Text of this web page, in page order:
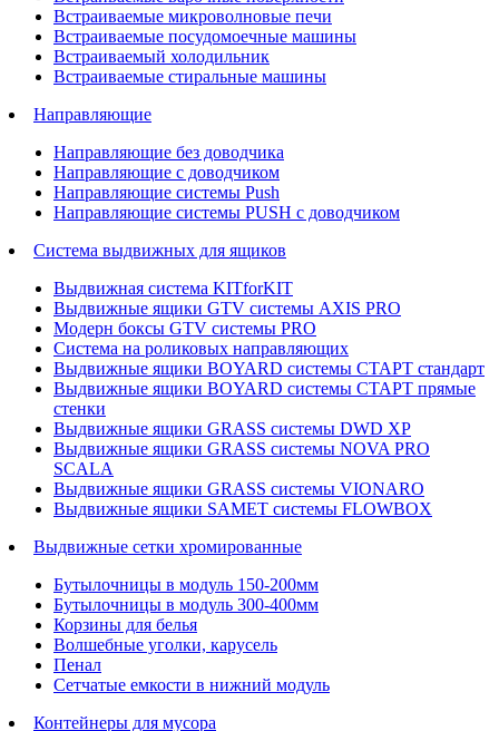
Встраиваемые микроволновые печи
Встраиваемые посудомоечные машины
Встраиваемый холодильник
Встраиваемые стиральные машины
Направляющие
Направляющие без доводчика
Направляющие с доводчиком
Направляющие системы Push
Направляющие системы PUSH с доводчиком
Система выдвижных для ящиков
Выдвижная система KITforKIT
Выдвижные ящики GTV системы AXIS PRO
Модерн боксы GTV системы PRO
Система на роликовых направляющих
Выдвижные ящики BOYARD системы СТАРТ стандарт
Выдвижные ящики BOYARD системы СТАРТ прямые
стенки
Выдвижные ящики GRASS системы DWD XP
Выдвижные ящики GRASS системы NOVA PRO
SCALA
Выдвижные ящики GRASS системы VIONARO
Выдвижные ящики SAMET системы FLOWBOX
Выдвижные сетки хромированные
Бутылочницы в модуль 150-200мм
Бутылочницы в модуль 300-400мм
Корзины для белья
Волшебные уголки, карусель
Пенал
Cетчатые емкости в нижний модуль
Контейнеры для мусора